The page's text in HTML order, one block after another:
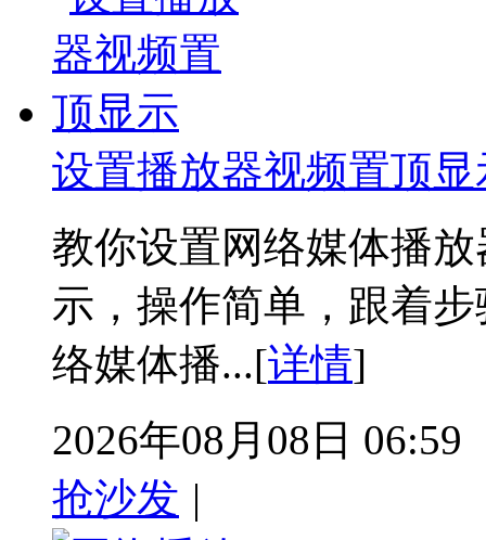
设置播放器视频置顶显
教你设置网络媒体播
示，操作简单，跟着
络媒体播...[详情]
2026年08月08日 06:59
抢沙发 |